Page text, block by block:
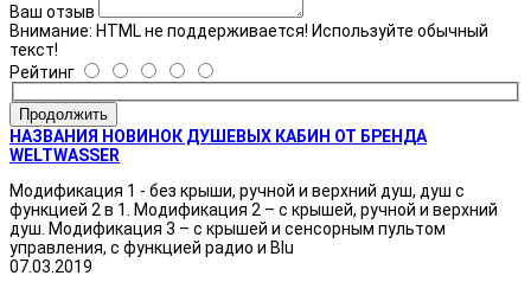
Ваш отзыв
Внимание: HTML не поддерживается! Используйте обычный
текст!
Рейтинг
Продолжить
НАЗВАНИЯ НОВИНОК ДУШЕВЫХ КАБИН ОТ БРЕНДА
WELTWASSER
Модификация 1 - без крыши, ручной и верхний душ, душ с
функцией 2 в 1. Модификация 2 – с крышей, ручной и верхний
душ. Модификация 3 – с крышей и сенсорным пультом
управления, с функцией радио и Blu
07.03.2019